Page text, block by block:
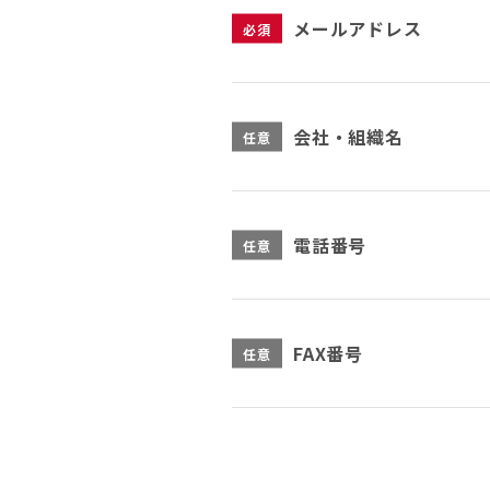
必須 メールアドレス
任意 会社・組織名
任意 電話番号
任意 FAX番号